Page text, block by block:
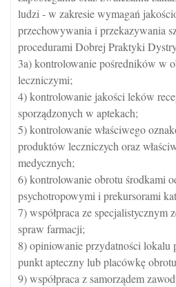
ludzi - w zakresie wymagań
przechowywania i przekazywania
procedurami Dobrej Praktyki
3a) kontrolowanie pośredników w
leczniczymi;
4) kontrolowanie jakości leków
sporządzonych w aptekach;
5) kontrolowanie właściwego
produktów leczniczych oraz
medycznych;
6) kontrolowanie obrotu środkami
psychotropowymi i prekursorami
7) współpraca ze specjalistycznym
spraw farmacji;
8) opiniowanie przydatności lokalu
punkt apteczny lub placówkę
9) współpraca z samorządem